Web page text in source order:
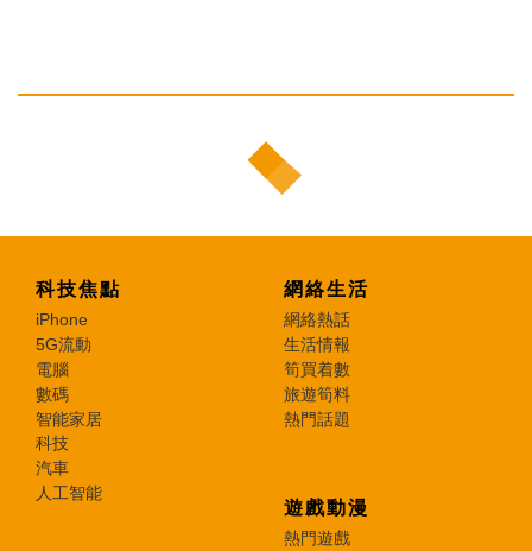
科技焦點
iPhone
5G流動
電腦
數碼
智能家居
科技
汽車
人工智能
網絡生活
網絡熱話
生活情報
筍買着數
旅遊筍料
熱門話題
遊戲動漫
熱門遊戲